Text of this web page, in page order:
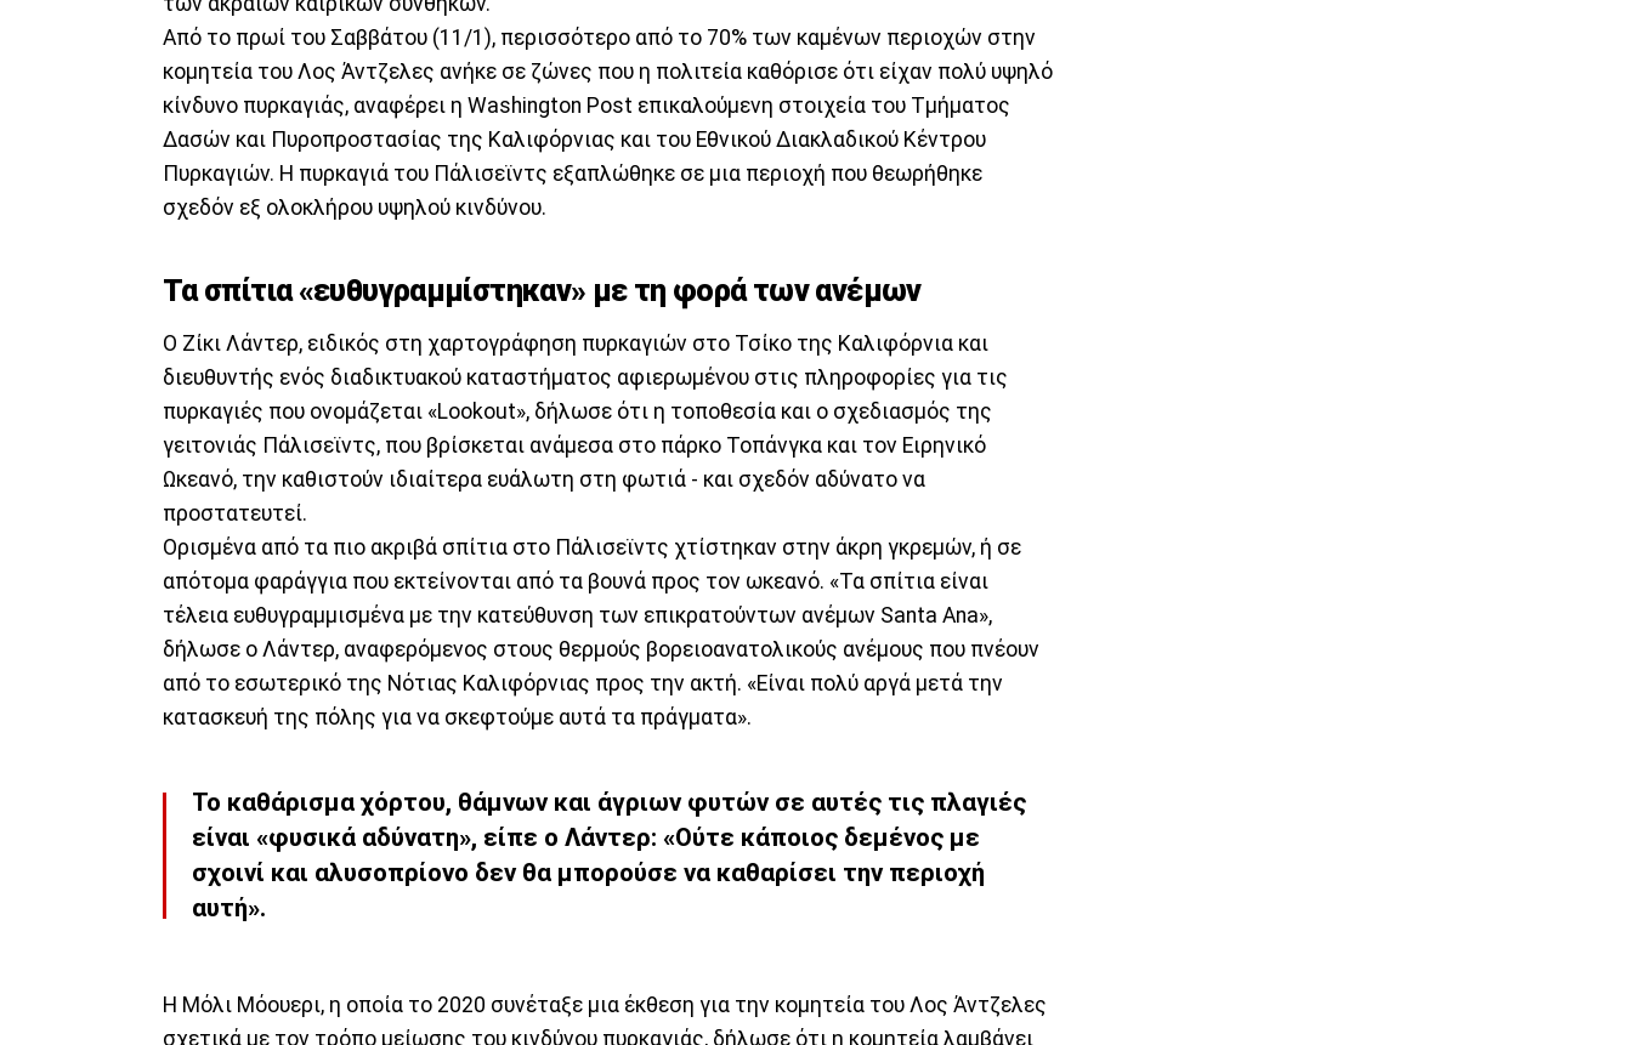
Από το πρωί του Σαββάτου (11/1), περισσότερο από το 70% των καμένων περιοχών στην
κομητεία του Λος Άντζελες ανήκε σε ζώνες που η πολιτεία καθόρισε ότι είχαν πολύ υψηλό
κίνδυνο πυρκαγιάς, αναφέρει η Washington Post επικαλούμενη στοιχεία του Τμήματος
Δασών και Πυροπροστασίας της Καλιφόρνιας και του Εθνικού Διακλαδικού Κέντρου
Πυρκαγιών. Η πυρκαγιά του Πάλισεϊντς εξαπλώθηκε σε μια περιοχή που θεωρήθηκε
σχεδόν εξ ολοκλήρου υψηλού κινδύνου.
Τα σπίτια «ευθυγραμμίστηκαν» με τη φορά των ανέμων
Ο Ζίκι Λάντερ, ειδικός στη χαρτογράφηση πυρκαγιών στο Τσίκο της Καλιφόρνια και
διευθυντής ενός διαδικτυακού καταστήματος αφιερωμένου στις πληροφορίες για τις
πυρκαγιές που ονομάζεται «Lookout», δήλωσε ότι η τοποθεσία και ο σχεδιασμός της
γειτονιάς Πάλισεϊντς, που βρίσκεται ανάμεσα στο πάρκο Τοπάνγκα και τον Ειρηνικό
Ωκεανό, την καθιστούν ιδιαίτερα ευάλωτη στη φωτιά - και σχεδόν αδύνατο να
προστατευτεί.
Ορισμένα από τα πιο ακριβά σπίτια στο Πάλισεϊντς χτίστηκαν στην άκρη γκρεμών, ή σε
απότομα φαράγγια που εκτείνονται από τα βουνά προς τον ωκεανό. «Τα σπίτια είναι
τέλεια ευθυγραμμισμένα με την κατεύθυνση των επικρατούντων ανέμων Santa Ana»,
δήλωσε ο Λάντερ, αναφερόμενος στους θερμούς βορειοανατολικούς ανέμους που πνέουν
από το εσωτερικό της Νότιας Καλιφόρνιας προς την ακτή. «Είναι πολύ αργά μετά την
κατασκευή της πόλης για να σκεφτούμε αυτά τα πράγματα».
Το καθάρισμα χόρτου, θάμνων και άγριων φυτών σε αυτές τις πλαγιές
είναι «φυσικά αδύνατη», είπε ο Λάντερ: «Ούτε κάποιος δεμένος με
σχοινί και αλυσοπρίονο δεν θα μπορούσε να καθαρίσει την περιοχή
αυτή».
Η Μόλι Μόουερι, η οποία το 2020 συνέταξε μια έκθεση για την κομητεία του Λος Άντζελες
σχετικά με τον τρόπο μείωσης του κινδύνου πυρκαγιάς, δήλωσε ότι η κομητεία λαμβάνει